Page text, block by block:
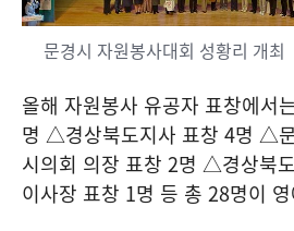
문경시 자원봉사대회 성황리 개최
올해 자원봉사 유공자 표창에서
명 △경상북도지사 표창 4명 △
시의회 의장 표창 2명 △경상북
이사장 표창 1명 등 총 28명이